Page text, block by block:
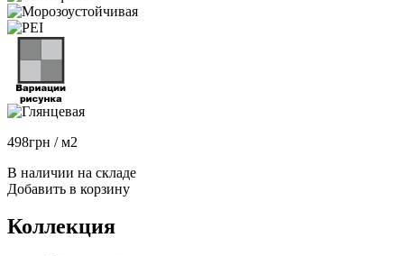
498грн / м2
В наличии на складе
Добавить в корзину
Коллекция